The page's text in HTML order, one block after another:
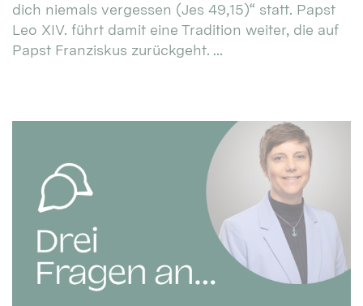
dich niemals vergessen (Jes 49,15)“ statt. Papst
Leo XIV. führt damit eine Tradition weiter, die auf
Papst Franziskus zurückgeht. ...